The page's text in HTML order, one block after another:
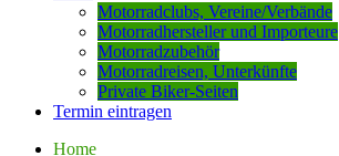
Motorradclubs, Vereine/Verbände
Motorradhersteller und Importeure
Motorradzubehör
Motorradreisen, Unterkünfte
Private Biker-Seiten
Termin eintragen
Home